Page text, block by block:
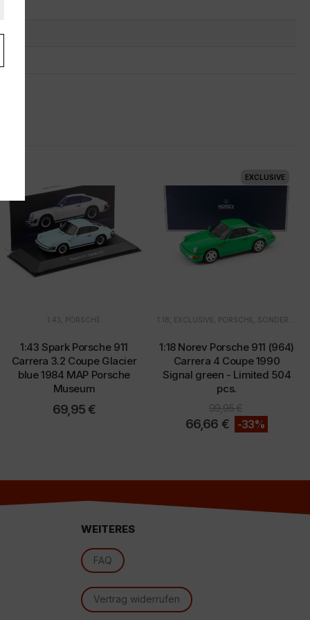
1:43 PORSCHE
1:43 Spark Porsche 911
Carrera 3.2 Coupe Glacier
blue 1984 MAP Porsche
Museum
69,95€
EXCLUSIVE
1:18 EXCLUSIVE PORSCHE SONDERANGEBOTE
1:18 Norev Porsche 911 (964)
Carrera 4 Coupe 1990
Signal green - Limited 504
pcs.
99,95€
66,66 € -33%
WEITERES
FAQ
Vertrag widerrufen